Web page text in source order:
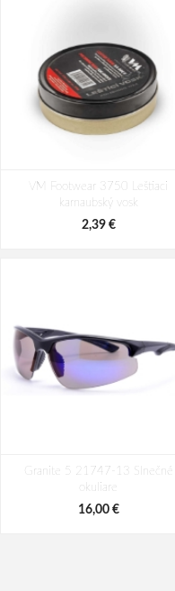
penál – šedý Šedá
16,38 €
VM Footwear 3750 Leštiaci
karnaubský vosk
2,39 €
Granite 5 21747-13 Slnečné
okuliare
16,00 €